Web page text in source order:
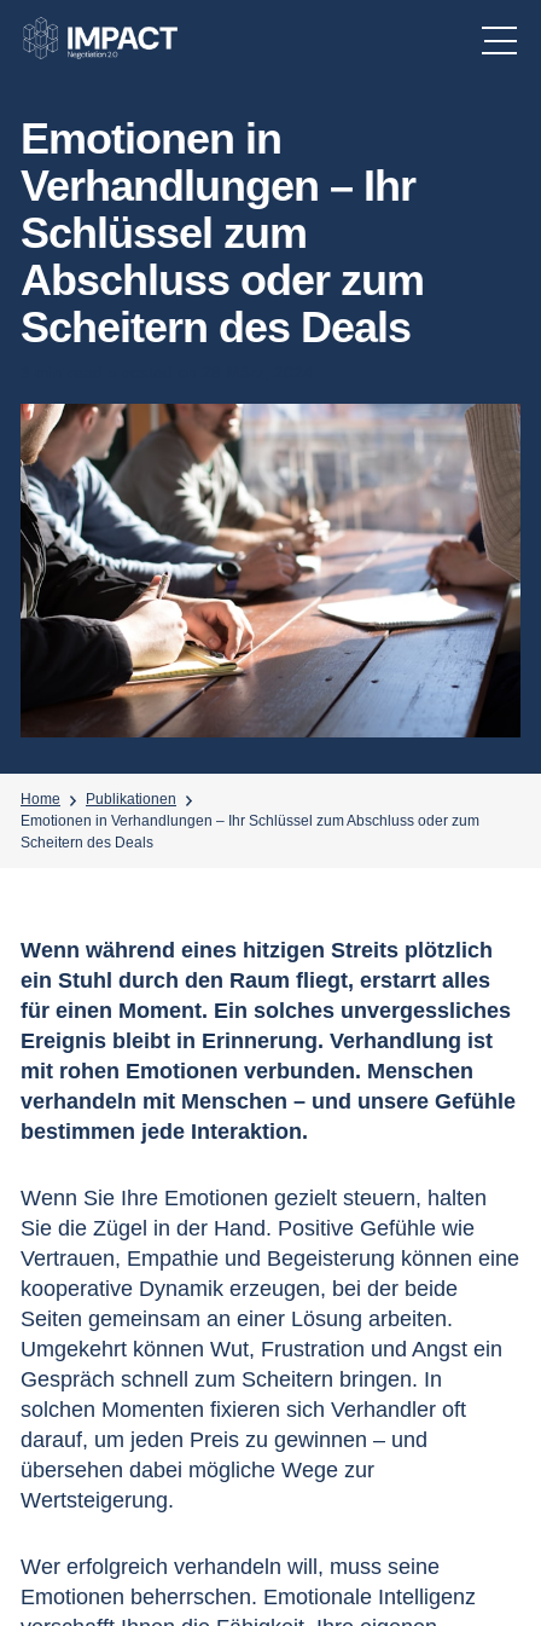
Emotionen in
Verhandlungen – Ihr
Schlüssel zum
Abschluss oder zum
Scheitern des Deals
Home
Publikationen
Emotionen in Verhandlungen – Ihr Schlüssel zum Abschluss oder zum
Scheitern des Deals
Wenn während eines hitzigen Streits plötzlich
ein Stuhl durch den Raum fliegt, erstarrt alles
für einen Moment. Ein solches unvergessliches
Ereignis bleibt in Erinnerung. Verhandlung ist
mit rohen Emotionen verbunden. Menschen
verhandeln mit Menschen – und unsere Gefühle
bestimmen jede Interaktion.
Wenn Sie Ihre Emotionen gezielt steuern, halten
Sie die Zügel in der Hand. Positive Gefühle wie
Vertrauen, Empathie und Begeisterung können eine
kooperative Dynamik erzeugen, bei der beide
Seiten gemeinsam an einer Lösung arbeiten.
Umgekehrt können Wut, Frustration und Angst ein
Gespräch schnell zum Scheitern bringen. In
solchen Momenten fixieren sich Verhandler oft
darauf, um jeden Preis zu gewinnen – und
übersehen dabei mögliche Wege zur
Wertsteigerung.
Wer erfolgreich verhandeln will, muss seine
Emotionen beherrschen. Emotionale Intelligenz